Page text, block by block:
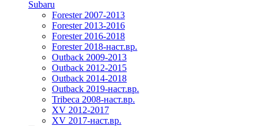
Subaru
Forester 2007-2013
Forester 2013-2016
Forester 2016-2018
Forester 2018-наст.вр.
Outback 2009-2013
Outback 2012-2015
Outback 2014-2018
Outback 2019-наст.вр.
Tribeca 2008-наст.вр.
XV 2012-2017
XV 2017-наст.вр.